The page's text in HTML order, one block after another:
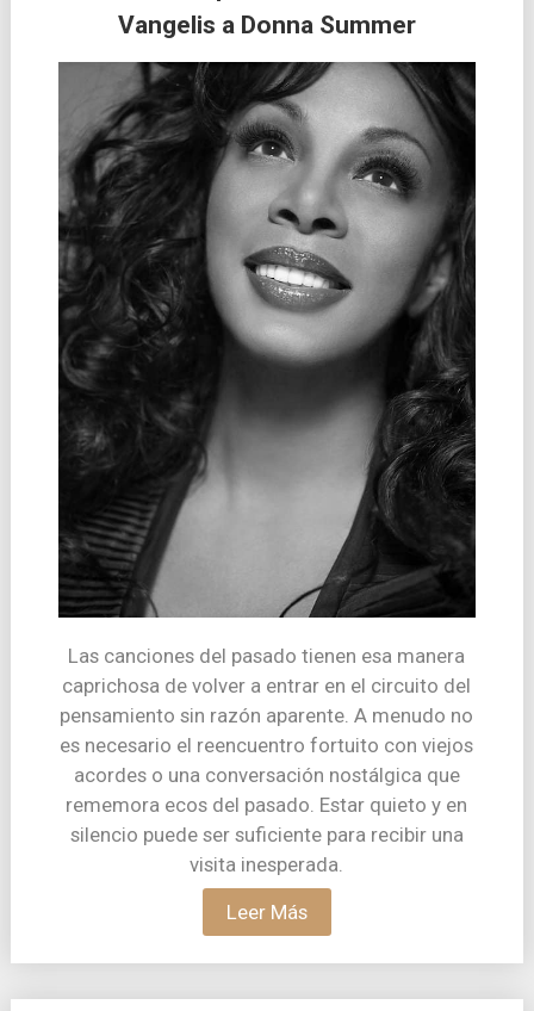
Vangelis a Donna Summer
Las canciones del pasado tienen esa manera
caprichosa de volver a entrar en el circuito del
pensamiento sin razón aparente. A menudo no
es necesario el reencuentro fortuito con viejos
acordes o una conversación nostálgica que
rememora ecos del pasado. Estar quieto y en
silencio puede ser suficiente para recibir una
visita inesperada.
Leer Más